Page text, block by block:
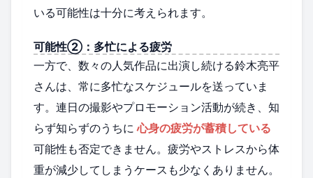
いる可能性は十分に考えられます。
可能性②：多忙による疲労
一方で、数々の人気作品に出演し続ける鈴木亮平
さんは、常に多忙なスケジュールを送っていま
す。連日の撮影やプロモーション活動が続き、知
らず知らずのうちに心身の疲労が蓄積している
可能性も否定できません。疲労やストレスから体
重が減少してしまうケースも少なくありません。